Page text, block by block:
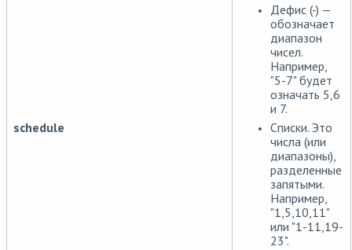
schedule
Дефис (-) —
обозначает
диапазон
чисел.
Например,
"5-7" будет
означать 5,6
и 7.
Списки. Это
числа (или
диапазоны),
разделенные
запятыми.
Например,
"1,5,10,11"
или "1-11,19-
23".